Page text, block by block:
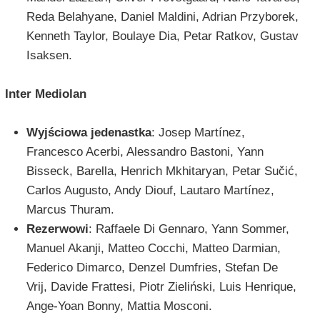
Reda Belahyane, Daniel Maldini, Adrian Przyborek,
Kenneth Taylor, Boulaye Dia, Petar Ratkov, Gustav
Isaksen.
Inter Mediolan
Wyjściowa jedenastka: Josep Martínez,
Francesco Acerbi, Alessandro Bastoni, Yann
Bisseck, Barella, Henrich Mkhitaryan, Petar Sučić,
Carlos Augusto, Andy Diouf, Lautaro Martínez,
Marcus Thuram.
Rezerwowi: Raffaele Di Gennaro, Yann Sommer,
Manuel Akanji, Matteo Cocchi, Matteo Darmian,
Federico Dimarco, Denzel Dumfries, Stefan De
Vrij, Davide Frattesi, Piotr Zieliński, Luis Henrique,
Ange-Yoan Bonny, Mattia Mosconi.